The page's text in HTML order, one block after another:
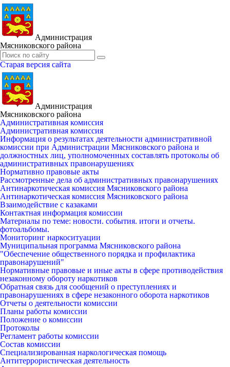
Администрация
Мясниковского района
Старая версия сайта
Администрация
Мясниковского района
Административная комиссия
Административная комиссия
Информация о результатах деятельности административной
комиссии при Администрации Мясниковского района и
должностных лиц, уполномоченных составлять протоколы об
административных правонарушениях
Нормативно правовые акты
Рассмотренные дела об административных правонарушениях
Антинаркотическая комиссия Мясниковского района
Антинаркотическая комиссия Мясниковского района
Взаимодействие с казаками
Контактная информация комиссии
Материалы по теме: новости. события. итоги и отчеты.
фотоальбомы.
Мониторинг наркоситуации
Муниципальная программа Мясниковского района
"Обеспечение общественного порядка и профилактика
правонарушений"
Нормативные правовые и иные акты в сфере противодействия
незаконному обороту наркотиков
Обратная связь для сообщений о преступлениях и
правонарушениях в сфере незаконного оборота наркотиков
Отчеты о деятельности комиссии
Планы работы комиссии
Положение о комиссии
Протоколы
Регламент работы комиссии
Состав комиссии
Специализированная наркологическая помощь
Антитеррористическая деятельность